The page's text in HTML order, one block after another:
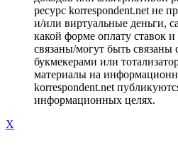
ресурс korrespondent.net не
и/или виртуальные деньги,
какой форме оплату ставок
связаны/могут быть связаны
букмекерами или
материалы на
korrespondent.net
информационных целях.
X